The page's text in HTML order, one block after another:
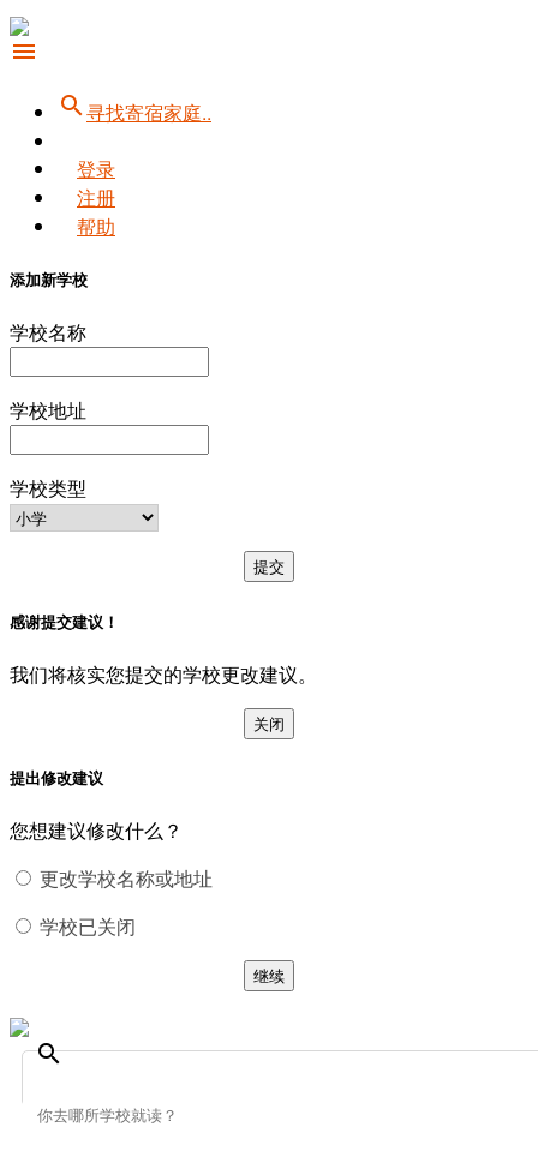
menu
search寻找寄宿家庭..
登录
注册
帮助
添加新学校
学校名称
学校地址
学校类型
提交
感谢提交建议！
我们将核实您提交的学校更改建议。
关闭
提出修改建议
您想建议修改什么？
更改学校名称或地址
学校已关闭
继续
search